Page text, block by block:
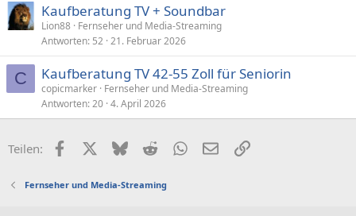
Kaufberatung TV + Soundbar
Lion88 Fernseher und Media-Streaming
Antworten 52 21. Februar 2026
C Kaufberatung TV 42-55 Zoll für Seniorin
copicmarker Fernseher und Media-Streaming
Antworten 20 4. April 2026
Teilen: FacebookX (Twitter)
BlueskyRedditWhatsApp
E-MailLink
Fernseher und Media-Streaming